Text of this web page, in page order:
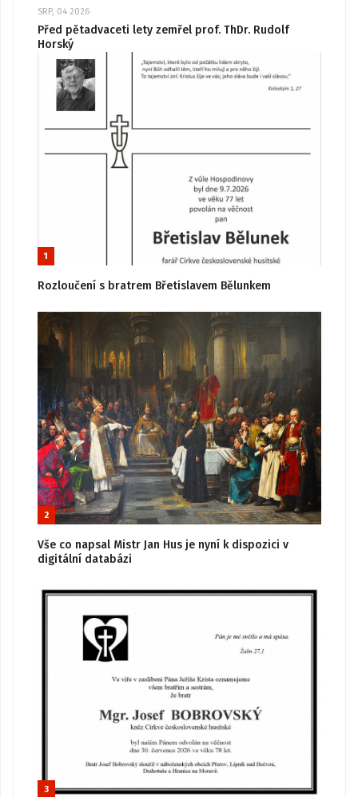
SRP, 04 2026
Před pětadvaceti lety zemřel prof. ThDr. Rudolf
Horský
1
Rozloučení s bratrem Břetislavem Bělunkem
2
Vše co napsal Mistr Jan Hus je nyní k dispozici v
digitální databázi
3